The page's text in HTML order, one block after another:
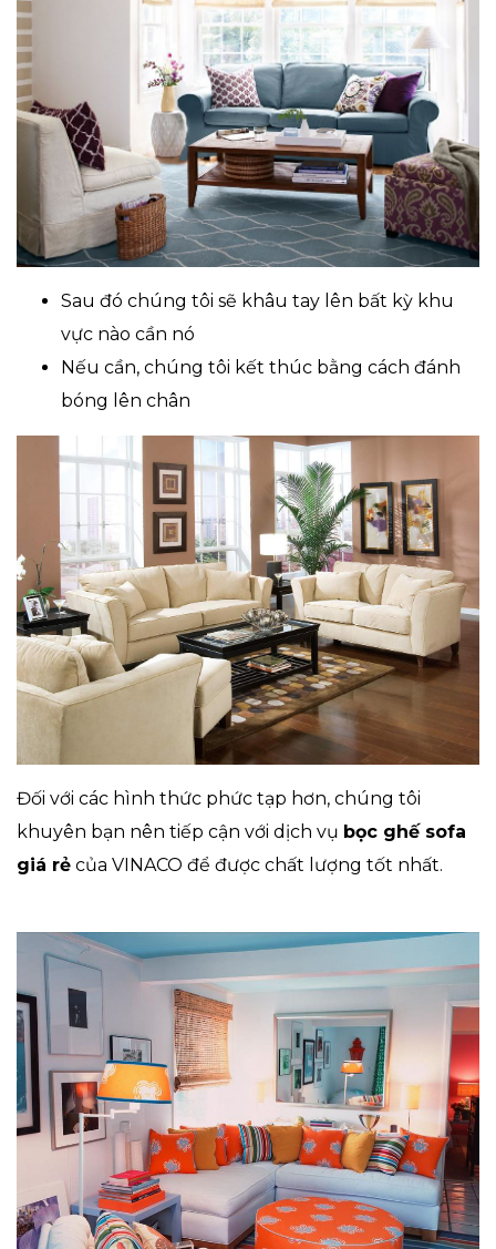
Sau đó chúng tôi sẽ khâu tay lên bất kỳ khu
vực nào cần nó
Nếu cần, chúng tôi kết thúc bằng cách đánh
bóng lên chân
Đối với các hình thức phức tạp hơn, chúng tôi
khuyên bạn nên tiếp cận với dịch vụ bọc ghế sofa
giá rẻ của VINACO để được chất lượng tốt nhất.